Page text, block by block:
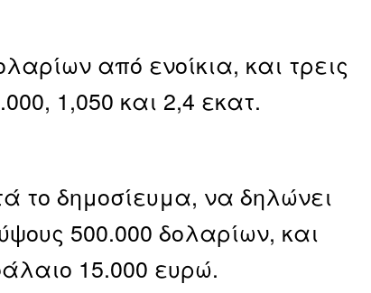
από ενοίκια, και τρεις
1,050 και 2,4 εκατ.
το δημοσίευμα, να δηλώνει
500.000 δολαρίων, και
15.000 ευρώ.